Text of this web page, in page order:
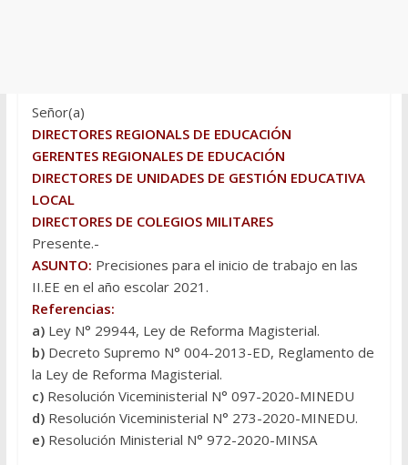
Señor(a)
DIRECTORES REGIONALS DE EDUCACIÓN
GERENTES REGIONALES DE EDUCACIÓN
DIRECTORES DE UNIDADES DE GESTIÓN EDUCATIVA
LOCAL
DIRECTORES DE COLEGIOS MILITARES
Presente.-
ASUNTO: Precisiones para el inicio de trabajo en las
II.EE en el año escolar 2021.
Referencias:
a)Ley N° 29944, Ley de Reforma Magisterial.
b)Decreto Supremo N° 004-2013-ED, Reglamento de
la Ley de Reforma Magisterial.
c)Resolución Viceministerial N° 097-2020-MINEDU
d)Resolución Viceministerial N° 273-2020-MINEDU.
e)Resolución Ministerial N° 972-2020-MINSA